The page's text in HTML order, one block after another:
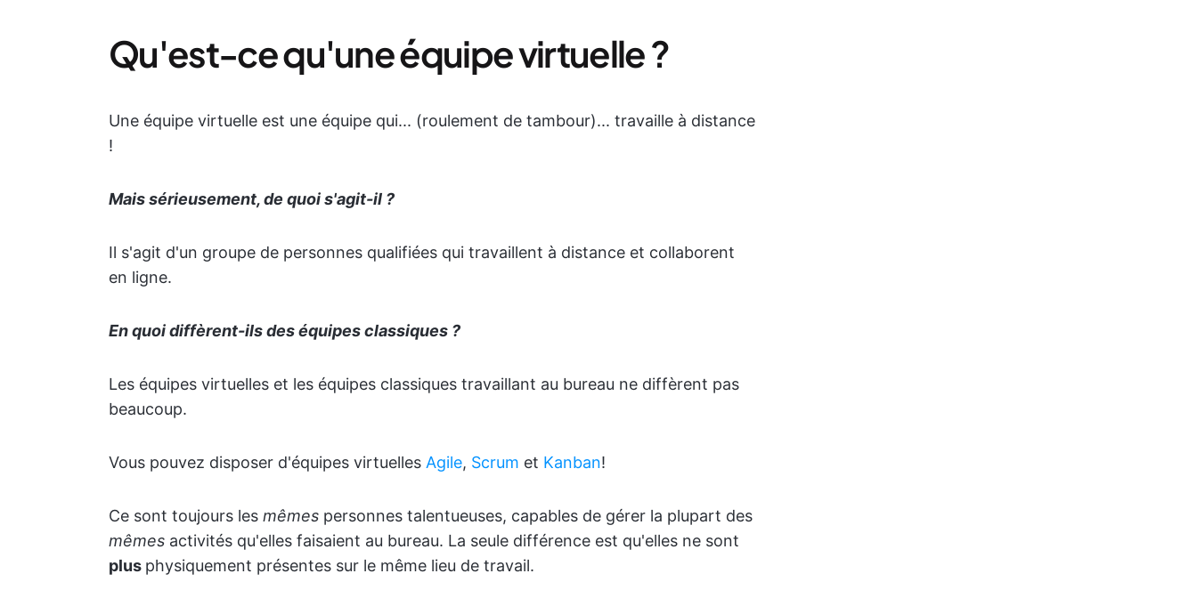
Qu'est-ce qu'une équipe virtuelle ?
Une équipe virtuelle est une équipe qui... (roulement de tambour)... travaille à distance
!
Mais sérieusement, de quoi s'agit-il ?
Il s'agit d'un groupe de personnes qualifiées qui travaillent à distance et collaborent
en ligne.
En quoi diffèrent-ils des équipes classiques ?
Les équipes virtuelles et les équipes classiques travaillant au bureau ne diffèrent pas
beaucoup.
Vous pouvez disposer d'équipes virtuelles Agile, Scrum et Kanban!
Ce sont toujours les mêmes personnes talentueuses, capables de gérer la plupart des
mêmes activités qu'elles faisaient au bureau. La seule différence est qu'elles ne sont
plus physiquement présentes sur le même lieu de travail.